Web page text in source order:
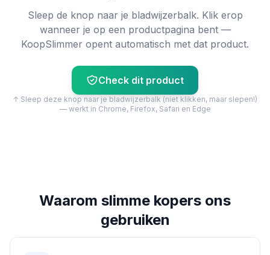
Sleep de knop naar je bladwijzerbalk. Klik erop
wanneer je op een productpagina bent —
KoopSlimmer opent automatisch met dat product.
Check dit product
↑ Sleep deze knop naar je bladwijzerbalk (niet klikken, maar slepen!)
— werkt in Chrome, Firefox, Safari en Edge
Waarom slimme kopers ons
gebruiken